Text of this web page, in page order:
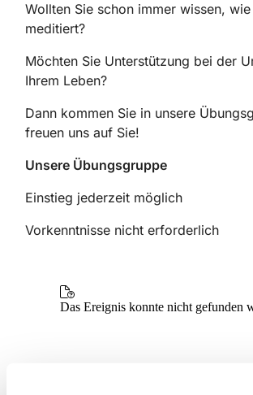
Wollten Sie schon immer wissen,
meditiert?
Möchten Sie Unterstützung bei der
Ihrem Leben?
Dann kommen Sie in unsere
freuen uns auf Sie!
Unsere Übungsgruppe
Einstieg jederzeit möglich
Vorkenntnisse nicht erforderlich